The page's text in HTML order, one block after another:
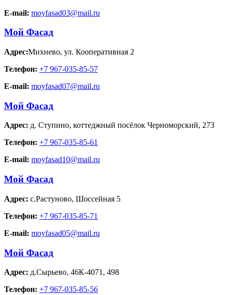
E-mail: moyfasad03@mail.ru
Мой Фасад
Адрес:Михнево, ул. Кооперативная 2
Телефон: +7 967-035-85-57
E-mail: moyfasad07@mail.ru
Мой Фасад
Адрес: д. Ступино, коттеджный посёлок Черноморский, 273
Телефон: +7 967-035-85-61
E-mail: moyfasad10@mail.ru
Мой Фасад
Адрес: с.Растуново, Шоссейная 5
Телефон: +7 967-035-85-71
E-mail: moyfasad05@mail.ru
Мой Фасад
Адрес: д.Сырьево, 46К-4071, 498
Телефон: +7 967-035-85-56